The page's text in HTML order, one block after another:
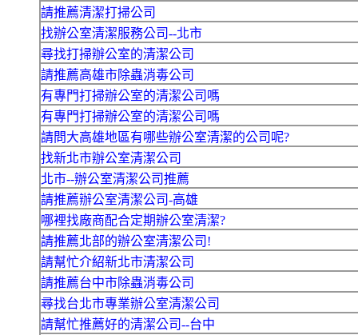
請推薦清潔打掃公司
找辦公室清潔服務公司--北市
尋找打掃辦公室的清潔公司
請推薦高雄市除蟲消毒公司
有專門打掃辦公室的清潔公司嗎
有專門打掃辦公室的清潔公司嗎
請問大高雄地區有哪些辦公室清潔的公司呢?
找新北市辦公室清潔公司
北市--辦公室清潔公司推薦
請推薦辦公室清潔公司-高雄
哪裡找廠商配合定期辦公室清潔?
請推薦北部的辦公室清潔公司!
請幫忙介紹新北市清潔公司
請推薦台中市除蟲消毒公司
尋找台北市專業辦公室清潔公司
請幫忙推薦好的清潔公司--台中